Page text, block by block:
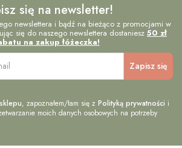
się na newsletter!
newslettera i bądź na bieżąco z promocjami w
się do naszego newslettera dostaniesz 50 zł
na zakup łóżeczka!
, zapoznałem/łam się zPolityką prywatności i
moich danych osobowych na potrzeby